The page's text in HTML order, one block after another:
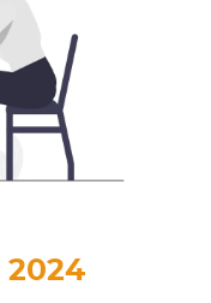
2024